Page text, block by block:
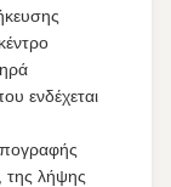
ενδέχεται
της λήψης